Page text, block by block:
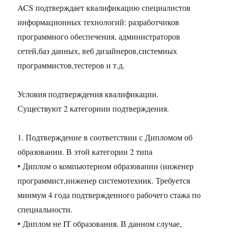
ACS подтверждает квалификацию специалистов
информационных технологий: разработчиков
программного обеспечения, администраторов
сетей,баз данных, веб дизайнеров,системных
программистов,тестеров и т.д.
Условия подтверждения квалификации.
Существуют 2 категориии подтверждения.
1. Подтверждение в соответствии с Дипломом об
образовании. В этой категории 2 типа
• Диплом о компьютерном образовании (инженер
программист,инженер системотехник. Требуется
минмум 4 года подтвержденного рабочего стажа по
специальности.
• Диплом не IT образования. В данном случае,